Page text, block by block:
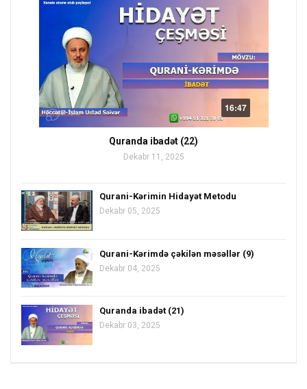
16:47
Quranda ibadət (22)
Dekabr 11, 2025
Qurani-Kərimin Hidayət Metodu
Dekabr 05, 2025
Qurani-Kərimdə çəkilən məsəllər (9)
Dekabr 04, 2025
Quranda ibadət (21)
Dekabr 03, 2025